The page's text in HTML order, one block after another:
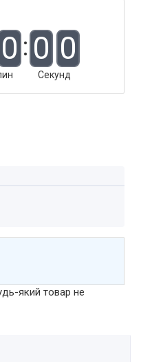
0 0 0
Секунд
який товар не